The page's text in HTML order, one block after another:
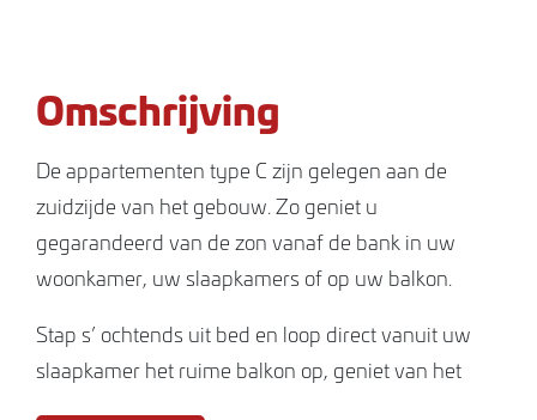
Omschrijving
De appartementen type C zijn gelegen aan de
zuidzijde van het gebouw. Zo geniet u
gegarandeerd van de zon vanaf de bank in uw
woonkamer, uw slaapkamers of op uw balkon.
Stap s’ ochtends uit bed en loop direct vanuit uw
slaapkamer het ruime balkon op, geniet van het